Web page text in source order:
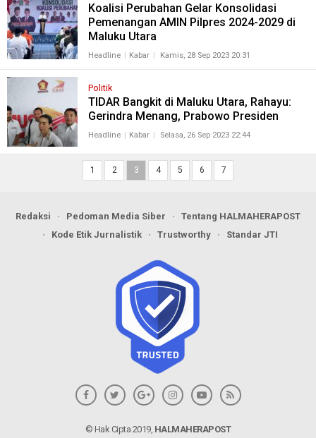
Koalisi Perubahan Gelar Konsolidasi
Pemenangan AMIN Pilpres 2024-2029 di
Maluku Utara
Headline Kabar Kamis, 28 Sep 2023 20:31
Politik
TIDAR Bangkit di Maluku Utara, Rahayu:
Gerindra Menang, Prabowo Presiden
Headline Kabar Selasa, 26 Sep 2023 22:44
1 2 3 4 5 6 7
Redaksi Pedoman Media Siber
Tentang HALMAHERAPOST
Kode Etik Jurnalistik
Trustworthy Standar JTI
© Hak Cipta 2019, HALMAHERAPOST